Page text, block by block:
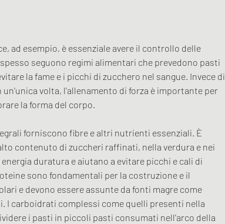
ad esempio, è essenziale avere il controllo delle
seguono regimi alimentari che prevedono pasti
la fame e i picchi di zucchero nel sangue. Invece di
volta, l'allenamento di forza è importante per
la forma del corpo.
forniscono fibre e altri nutrienti essenziali. È
contenuto di zuccheri raffinati, nella verdura e nei
duratura e aiutano a evitare picchi e cali di
​​sono fondamentali per la costruzione e il
e devono essere assunte da fonti magre come
I carboidrati complessi come quelli presenti nella
i pasti in piccoli pasti consumati nell'arco della